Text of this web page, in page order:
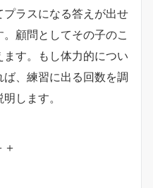
ラスになる答えが出せ
顧問としてその子のこ
す。もし体力的につい
、練習に出る回数を調
します。
＋